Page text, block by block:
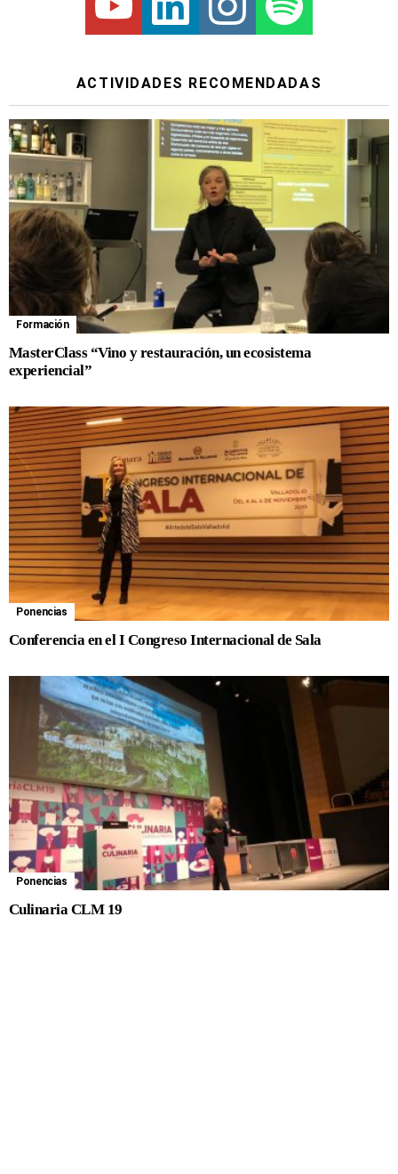
ACTIVIDADES RECOMENDADAS
Formación
MasterClass “Vino y restauración, un ecosistema
experiencial”
Ponencias
Conferencia en el I Congreso Internacional de Sala
Ponencias
Culinaria CLM 19